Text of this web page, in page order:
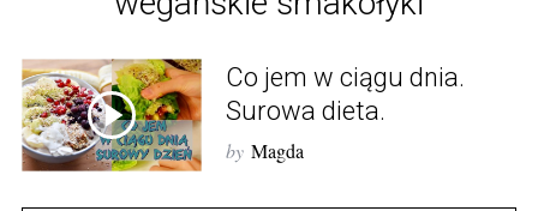
Co jem w ciągu dnia.
Surowa dieta.
by Magda
S
e